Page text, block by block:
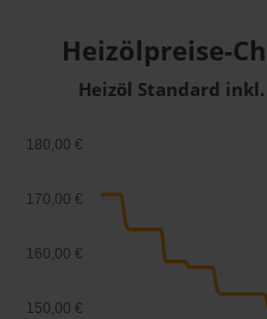
Heizölpreise-
Heizöl Standard
150,00 €
160,00 €
170,00 €
180,00 €